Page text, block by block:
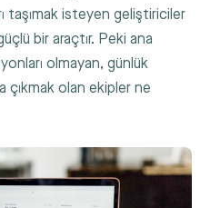
taşımak isteyen geliştiriciler
bir araçtır. Peki ana
olmayan, günlük
çıkmak olan ekipler ne